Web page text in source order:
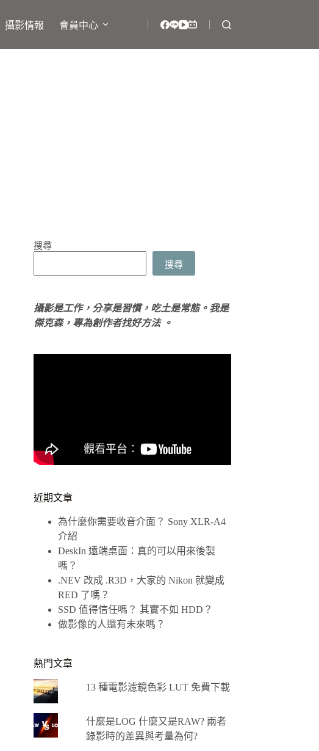
攝影情報 會員中心
搜尋
搜尋
攝影是工作，分享是習慣，吃土是常態。我是
傑克森，專為創作者找好方法 。
近期文章
為什麼你需要收音介面？ Sony XLR-A4
介紹
DeskIn 遠端桌面：真的可以用來後製
嗎？
.NEV 改成 .R3D，大家的 Nikon 就變成
RED 了嗎？
SSD 值得信任嗎？ 其實不如 HDD？
做影像的人還有未來嗎？
熱門文章
13 種電影濾鏡色彩 LUT 免費下載
什麼是LOG 什麼又是RAW? 兩者
錄影時的差異與考量為何?